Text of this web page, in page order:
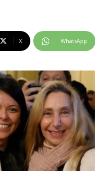
X WhatsApp